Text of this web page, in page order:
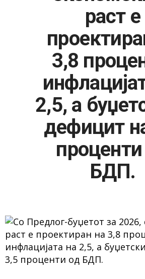
МОЗАИК
раст е
3,8
2,5, а
дефицит
БДП.